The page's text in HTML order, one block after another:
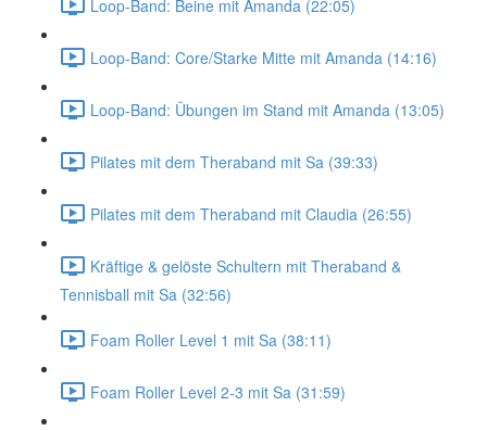
Loop-Band: Beine mit Amanda (22:05)
Loop-Band: Core/Starke Mitte mit Amanda (14:16)
Loop-Band: Übungen im Stand mit Amanda (13:05)
Pilates mit dem Theraband mit Sa (39:33)
Pilates mit dem Theraband mit Claudia (26:55)
Kräftige & gelöste Schultern mit Theraband &
Tennisball mit Sa (32:56)
Foam Roller Level 1 mit Sa (38:11)
Foam Roller Level 2-3 mit Sa (31:59)